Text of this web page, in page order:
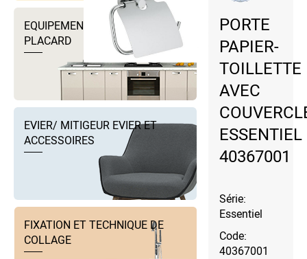
EQUIPEMENTS DRESSING ET
PLACARD
EVIER/ MITIGEUR EVIER ET
ACCESSOIRES
FIXATION ET TECHNIQUE DE
COLLAGE
PORTE
PAPIER-
TOILLETTE
AVEC
ESSENTIEL
40367001
Série:
Essentiel
Code:
40367001